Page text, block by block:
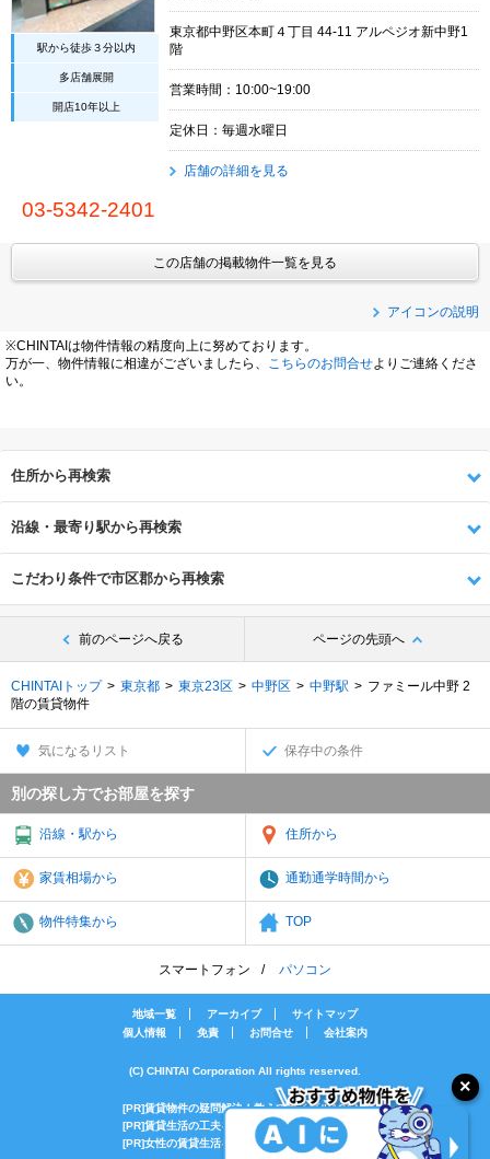
駅から徒歩３分以内
多店舗展開
開店10年以上
東京都中野区本町４丁目 44-11 アルペジオ新中野1
階
営業時間：10:00~19:00
定休日：毎週水曜日
店舗の詳細を見る
03-5342-2401
この店舗の掲載物件一覧を見る
アイコンの説明
※CHINTAIは物件情報の精度向上に努めております。
万が一、物件情報に相違がございましたら、
こちらのお問合せよりご連絡くださ
い。
住所から再検索
沿線・最寄り駅から再検索
こだわり条件で市区郡から再検索
前のページへ戻る ページの先頭へ
CHINTAIトップ 東京都 東京23区 中野区 中野駅
ファミール中野 2
階の賃貸物件
気になるリスト 保存中の条件
別の探し方でお部屋を探す
沿線・駅から 住所から
家賃相場から 通勤通学時間から
物件特集から TOP
スマートフォン パソコン
地域一覧 アーカイブ
サイトマップ
個人情報
免責 お問合せ 会社案内
(C) CHINTAI Corporation All rights reserved.
[PR]賃貸物件の疑問解決！教えてエイブルAGENT
[PR]賃貸生活の工夫を紹介！CHINTAI情報局
[PR]女性の賃貸生活を応援！Woman.CHINTAI